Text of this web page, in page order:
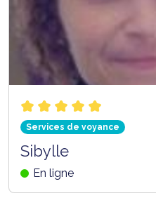
Services de voyance
Sibylle
En ligne